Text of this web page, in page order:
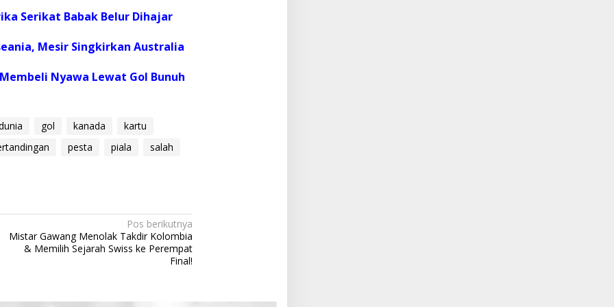
Serikat Babak Belur Dihajar
Mesir Singkirkan Australia
Nyawa Lewat Gol Bunuh
gol kanada
kartu
pesta piala
salah
Pos berikutnya
Mistar Gawang Menolak Takdir Kolombia
& Memilih Sejarah Swiss ke Perempat
Final!